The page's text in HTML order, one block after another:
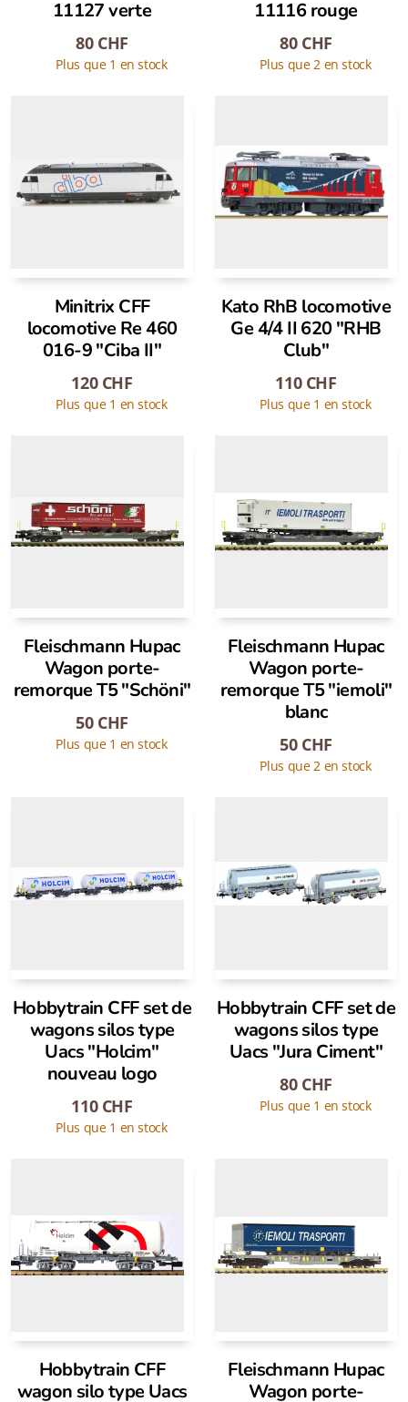
11127 verte
80CHF
Plus que 1 en stock
11116 rouge
80CHF
Plus que 2 en stock
Minitrix CFF
locomotive Re 460
016-9 "Ciba II"
120CHF
Plus que 1 en stock
Kato RhB locomotive
Ge 4/4 II 620 "RHB
Club"
110CHF
Plus que 1 en stock
Fleischmann Hupac
Wagon porte-
remorque T5 "Schöni"
50CHF
Plus que 1 en stock
Fleischmann Hupac
Wagon porte-
remorque T5 "iemoli"
blanc
50CHF
Plus que 2 en stock
Hobbytrain CFF set de
wagons silos type
Uacs "Holcim"
nouveau logo
110CHF
Plus que 1 en stock
Hobbytrain CFF set de
wagons silos type
Uacs "Jura Ciment"
80CHF
Plus que 1 en stock
Hobbytrain CFF
wagon silo type Uacs
Fleischmann Hupac
Wagon porte-